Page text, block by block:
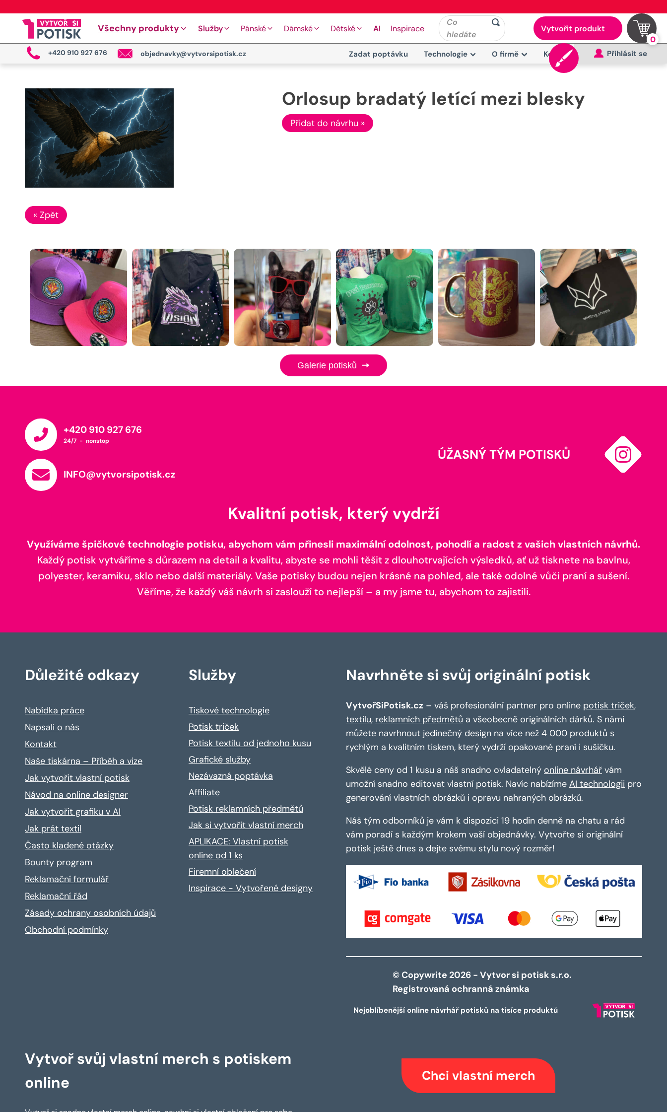
Všechny produkty Služby Pánské Dámské Dětské AI Inspirace
Co
hledáte
Vytvořit produkt
0
+420 910 927 676 objednavky@vytvorsipotisk.cz Zadat poptávku Technologie O firmě Kontakt Přihlásit se
Orlosup bradatý letící mezi blesky
Přidat do návrhu »
« Zpět
Galerie potisků
+420 910 927 676
24/7 - nonstop
INFO@vytvorsipotisk.cz
ÚŽASNÝ TÝM POTISKŮ
Kvalitní potisk, který vydrží
Využíváme špičkové technologie potisku, abychom vám přinesli maximální odolnost, pohodlí a radost z vašich vlastních návrhů.
Každý potisk vytváříme s důrazem na detail a kvalitu, abyste se mohli těšit z dlouhotrvajících výsledků, ať už tisknete na bavlnu,
polyester, keramiku, sklo nebo další materiály. Vaše potisky budou nejen krásné na pohled, ale také odolné vůči praní a sušení.
Věříme, že každý váš návrh si zaslouží to nejlepší – a my jsme tu, abychom to zajistili.
Důležité odkazy
Nabídka práce
Napsali o nás
Kontakt
Naše tiskárna – Příběh a vize
Jak vytvořit vlastní potisk
Návod na online designer
Jak vytvořit grafiku v AI
Jak prát textil
Často kladené otázky
Bounty program
Reklamační formulář
Reklamační řád
Zásady ochrany osobních údajů
Obchodní podmínky
Služby
Tiskové technologie
Potisk triček
Potisk textilu od jednoho kusu
Grafické služby
Nezávazná poptávka
Affiliate
Potisk reklamních předmětů
Jak si vytvořit vlastní merch
APLIKACE: Vlastní potisk
online od 1 ks
Firemní oblečení
Inspirace - Vytvořené designy
Navrhněte si svůj originální potisk
VytvořSiPotisk.cz – váš profesionální partner pro online potisk triček,
textilu, reklamních předmětů a všeobecně originálních dárků. S námi
můžete navrhnout jedinečný design na více než 4 000 produktů s
rychlým a kvalitním tiskem, který vydrží opakované praní i sušičku.
Skvělé ceny od 1 kusu a náš snadno ovladatelný online návrhář vám
umožní snadno editovat vlastní potisk. Navíc nabízíme AI technologii pro
generování vlastních obrázků i opravu nahraných obrázků.
Náš tým odborníků je vám k dispozici 19 hodin denně na chatu a rád
vám poradí s každým krokem vaší objednávky. Vytvořte si originální
potisk ještě dnes a dejte svému stylu nový rozměr!
© Copywrite 2026 - Vytvor si potisk s.r.o.
Registrovaná ochranná známka
Nejoblíbenější online návrhář potisků na tisíce produktů
Vytvoř svůj vlastní merch s potiskem
online
Chci vlastní merch